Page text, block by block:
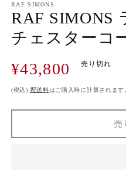
で
メ
デ
ィ
ア
を
開
く
RAF SIMONS
RAF
チェスターコ
通
常
価
¥43,800 売り切れ
(税込) 配送料はご購入時に計算されます
売